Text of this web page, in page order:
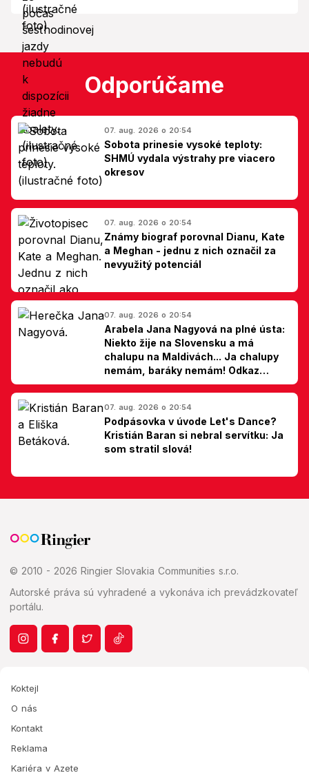
Odporúčame
07. aug. 2026 o 20:54
Sobota prinesie vysoké teploty:
SHMÚ vydala výstrahy pre viacero
okresov
07. aug. 2026 o 20:54
Známy biograf porovnal Dianu, Kate
a Meghan - jednu z nich označil za
nevyužitý potenciál
07. aug. 2026 o 20:54
Arabela Jana Nagyová na plné ústa:
Niekto žije na Slovensku a má
chalupu na Maldivách... Ja chalupy
nemám, baráky nemám! Odkaz
Slovákom
07. aug. 2026 o 20:54
Podpásovka v úvode Let's Dance?
Kristián Baran si nebral servítku: Ja
som stratil slová!
© 2010 - 2026 Ringier Slovakia Communities s.r.o.
Autorské práva sú vyhradené a vykonáva ich prevádzkovateľ
portálu.
Koktejl
O nás
Kontakt
Reklama
Kariéra v Azete